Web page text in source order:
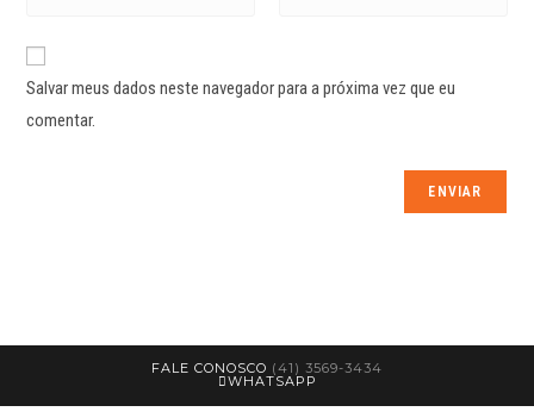
Salvar meus dados neste navegador para a próxima vez que eu
comentar.
FALE CONOSCO (41) 3569-3434
WHATSAPP